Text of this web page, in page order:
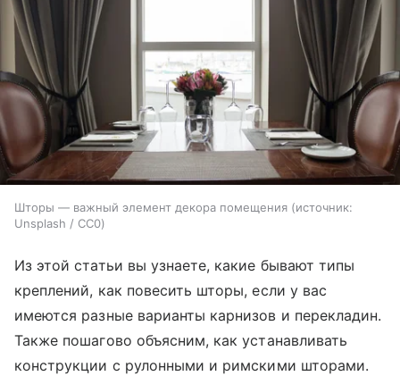
Шторы — важный элемент декора помещения
источник:
Unsplash / CC0
Из этой статьи вы узнаете, какие бывают типы
креплений, как повесить шторы, если у вас
имеются разные варианты карнизов и перекладин.
Также пошагово объясним, как устанавливать
конструкции с рулонными и римскими шторами.